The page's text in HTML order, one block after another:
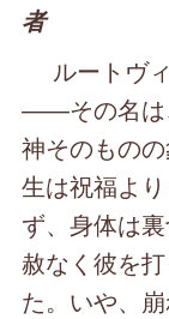
者
ルートヴ
――その名は
神そのもの
生は祝福よ
ず、身体は
赦なく彼を
た。いや、